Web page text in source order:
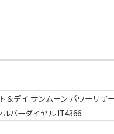
＆デイ サンムーン パワーリ
バーダイヤル IT4366